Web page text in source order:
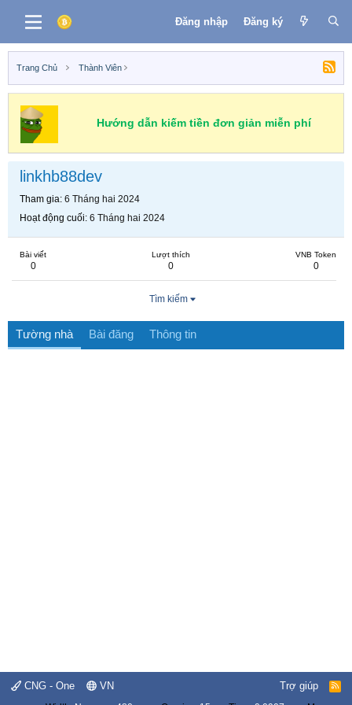
Đăng nhập Đăng ký
Trang Chủ Thành Viên
Hướng dẫn kiếm tiền đơn giản miễn phí
linkhb88dev
Tham gia 6 Tháng hai 2024
Hoạt động cuối 6 Tháng hai 2024
Bài viết
0
Lượt thích
0
VNB Token
0
Tìm kiếm
Tường nhà Bài đăng Thông tin
CNG - One VN Trợ giúp
R